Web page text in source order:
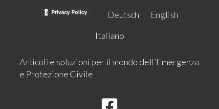
Deutsch
English
Italiano
Articoli e soluzioni per il mondo dell'Emergenza
e Protezione Civile